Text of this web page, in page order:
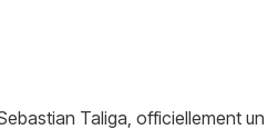
Taliga, officiellement un